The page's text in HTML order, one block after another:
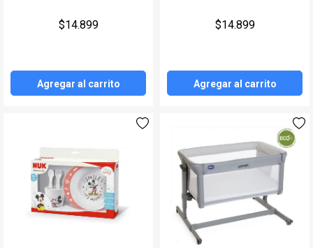
$14.899
Agregar al carrito
$14.899
Agregar al carrito